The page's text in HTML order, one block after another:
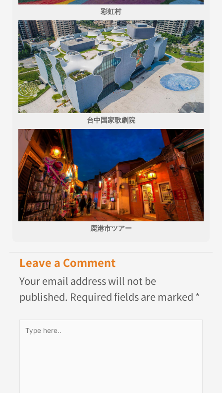
彩虹村
台中国家歌劇院
鹿港市ツアー
Leave a Comment
Your email address will not be
published. Required fields are marked *
Type